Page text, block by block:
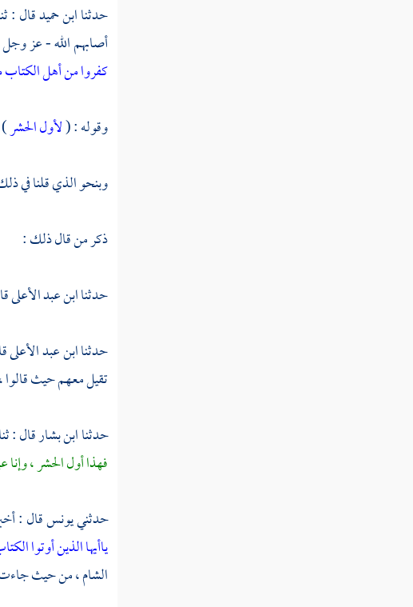
حدثناابن حميدقال :
أصابهم الله - عز
كفروا من أهل
وقوله : (لأول الحشر)
وبنحو الذي قلنا في
ذكر من قال ذلك :
حدثناابن عبد الأعلى
حدثناابن عبد الأعلى
تقيل معهم حيث
حدثناابن بشارقال : ثنا
فهذا أول الحشر ، وإنا
حدثنييونسقال :
ياأيها الذين أوتوا
الشام ،من حيث جاءت